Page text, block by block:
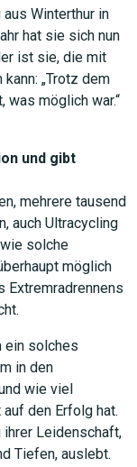
Winterthur in
hat sie sich nun
ist sie, die mit
„Trotz dem
was möglich war.“
und gibt
mehrere tausend
auch Ultracycling
solche
möglich
Extremradrennens
ein solches
in den
wie viel
den Erfolg hat.
Leidenschaft,
Tiefen, auslebt.